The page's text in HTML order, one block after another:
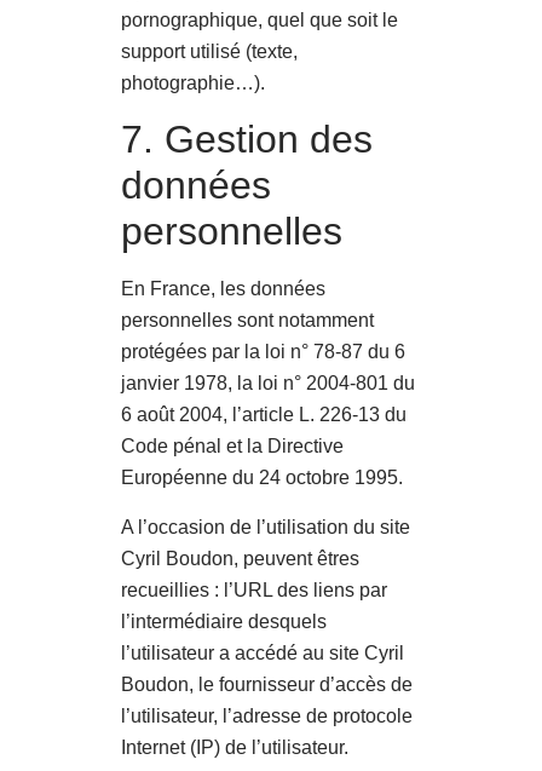
pornographique, quel que soit le
support utilisé (texte,
photographie…).
7. Gestion des
données
personnelles
En France, les données
personnelles sont notamment
protégées par la loi n° 78-87 du 6
janvier 1978, la loi n° 2004-801 du
6 août 2004, l’article L. 226-13 du
Code pénal et la Directive
Européenne du 24 octobre 1995.
A l’occasion de l’utilisation du site
Cyril Boudon, peuvent êtres
recueillies : l’URL des liens par
l’intermédiaire desquels
l’utilisateur a accédé au site Cyril
Boudon, le fournisseur d’accès de
l’utilisateur, l’adresse de protocole
Internet (IP) de l’utilisateur.